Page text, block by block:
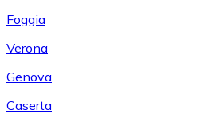
Foggia
Verona
Genova
Caserta